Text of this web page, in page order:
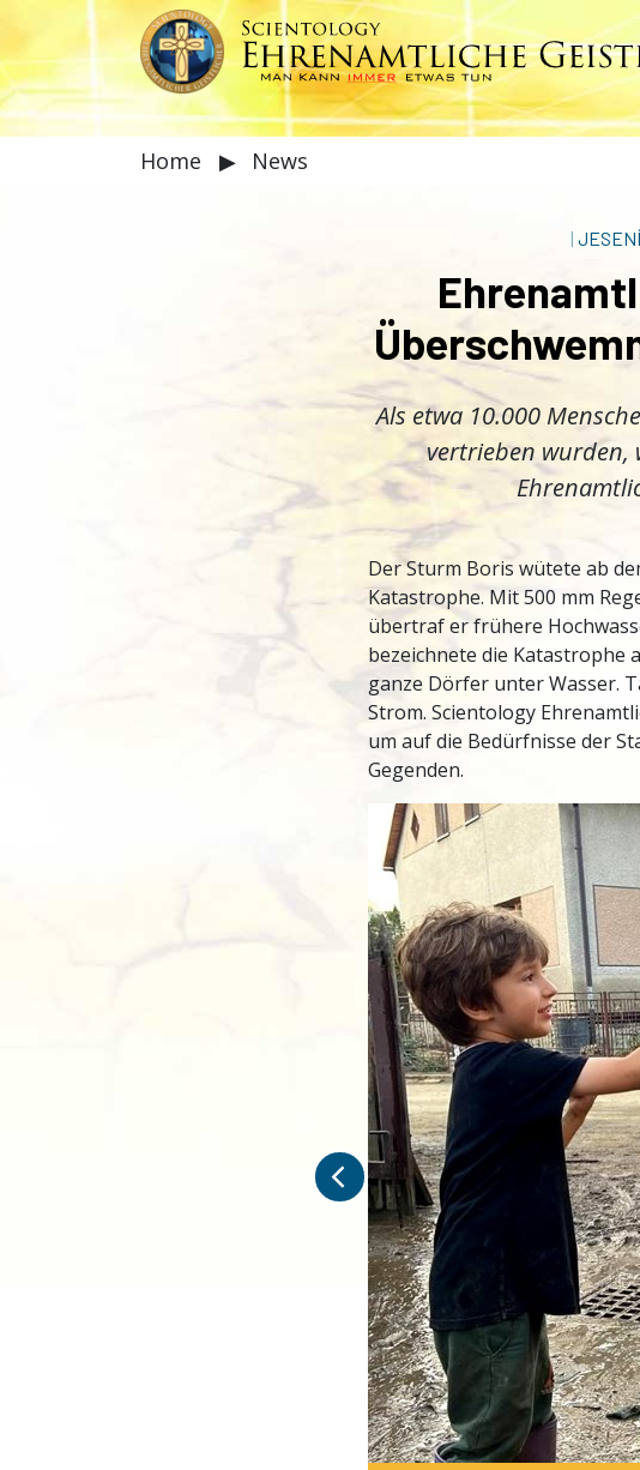
Home ▶ News
|
Als etwa 10.000
vertrieben wurden,
Der Sturm Boris wütete ab
Katastrophe. Mit 500 mm
übertraf er frühere
bezeichnete die Katastrophe
ganze Dörfer unter Wasser.
Strom. Scientology
um auf die Bedürfnisse der
Gegenden.